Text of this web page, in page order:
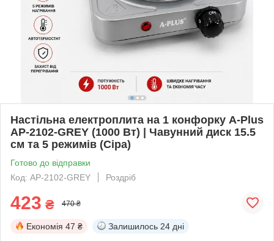
Настільна електроплита на 1 конфорку A-Plus
AP-2102-GREY (1000 Вт) | Чавунний диск 15.5
см та 5 режимів (Сіра)
Готово до відправки
Код: AP-2102-GREY
Роздріб
423 ₴ 470 ₴
Економія 47 ₴ Залишилось 24 дні